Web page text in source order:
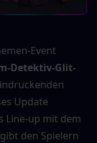
Event
Detektiv-Glit-
Update
Line-up mit dem
den Spielern